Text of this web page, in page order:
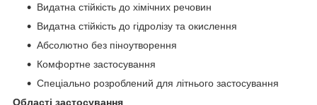
Видатна стійкість до хімічних речовин
Видатна стійкість до гідролізу та окислення
Абсолютно без піноутворення
Комфортне застосування
Спеціально розроблений для літнього застосування
Області застосування